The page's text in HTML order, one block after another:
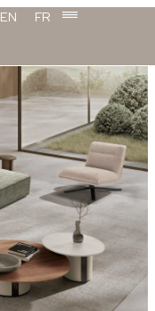
EN FR